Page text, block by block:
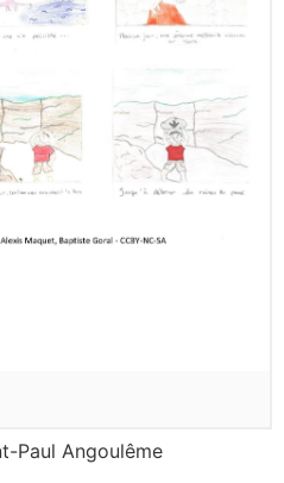
Paul Angoulême